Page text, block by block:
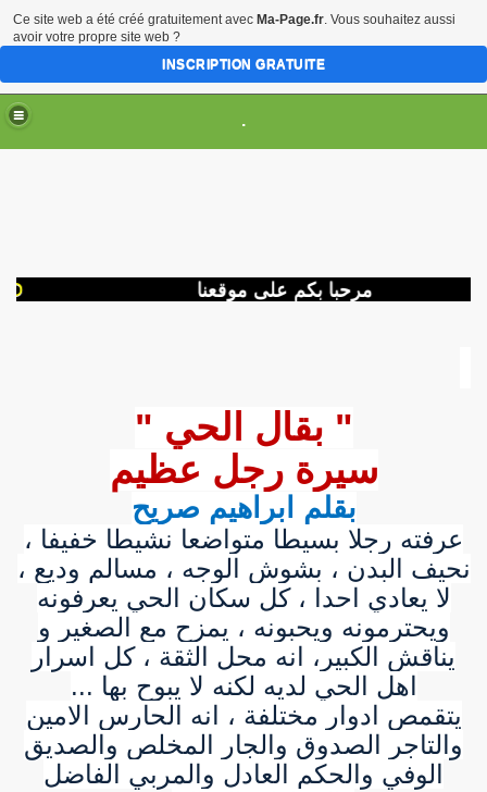
.
INO مرحبا بكم على موقعنا
" بقال الحي "
سيرة رجل عظيم
بقلم ابراهيم صريح
عرفته رجلا بسيطا متواضعا نشيطا خفيفا ،
نحيف البدن ، بشوش الوجه ، مسالم وديع ،
لا يعادي احدا ، كل سكان الحي يعرفونه
ويحترمونه ويحبونه ، يمزح مع الصغير و
يناقش الكبير، انه محل الثقة ، كل اسرار
اهل الحي لديه لكنه لا يبوح بها ...
يتقمص ادوار مختلفة ، انه الحارس الامين
والتاجر الصدوق والجار المخلص والصديق
الوفي والحكم العادل والمربي الفاضل
Ce site web a été créé gratuitement avec Ma-Page.fr. Vous souhaitez aussi
avoir votre propre site web ?
INSCRIPTION GRATUITE